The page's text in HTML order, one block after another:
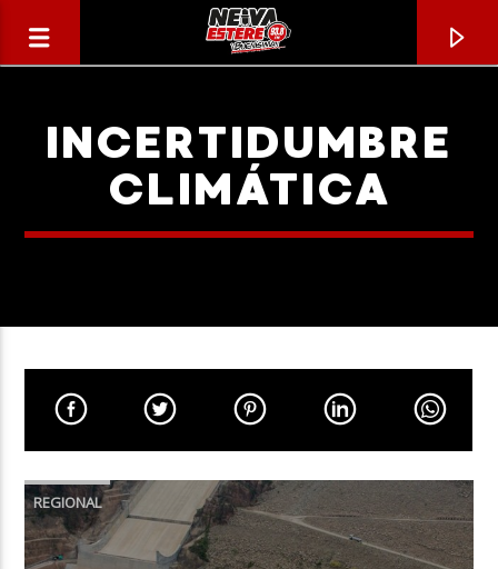
CANCIÓN ACTUAL
TÍTULO
ARTISTA
INCERTIDUMBRE
CLIMÁTICA
REGIONAL